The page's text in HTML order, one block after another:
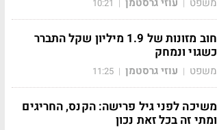
|
|
10:21
חוב מזונות של 1.9 מיליון שקל התברר
כשגוי ונמחק
משפט | עוזי גרסטמן |
11:25
משיכה לפני גיל פרישה: הקנס, החריגים
ומתי זה בכל זאת נכון